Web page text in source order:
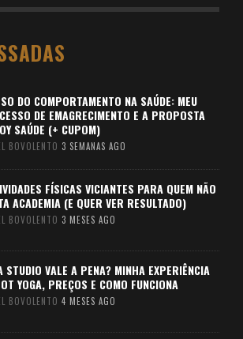
DO COMPORTAMENTO NA SAÚDE: MEU
DE EMAGRECIMENTO E A PROPOSTA
SAÚDE (+ CUPOM)
BOVOLENTO 3 SEMANAS AGO
FÍSICAS VICIANTES PARA QUEM NÃO
ACADEMIA (E QUER VER RESULTADO)
BOVOLENTO 3 MESES AGO
STUDIO VALE A PENA? MINHA EXPERIÊNCIA
YOGA, PREÇOS E COMO FUNCIONA
BOVOLENTO 4 MESES AGO